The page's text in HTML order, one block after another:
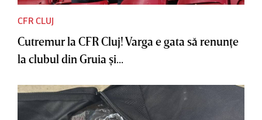
CFR CLUJ
Cutremur la CFR Cluj! Varga e gata să renunţe
la clubul din Gruia şi...